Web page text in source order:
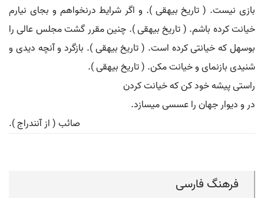
بازی نیست. ( تاریخ بیهقی ). و اگر شرایط درنخواهم و بجای نیارم
خیانت کرده باشم. ( تاریخ بیهقی ). چنین مقرر گشت مجلس عالی را
بوسهل که خیانتی کرده است. ( تاریخ بیهقی ). بازگرد و آنچه دیدی و
شنیدی بازنمای و خیانت مکن. ( تاریخ بیهقی ).
راستی پیشه خود کن که خیانت کردن
در و دیوار جهان را عسسی میسازد.
صائب ( از آنندراج ).
فرهنگ فارسی